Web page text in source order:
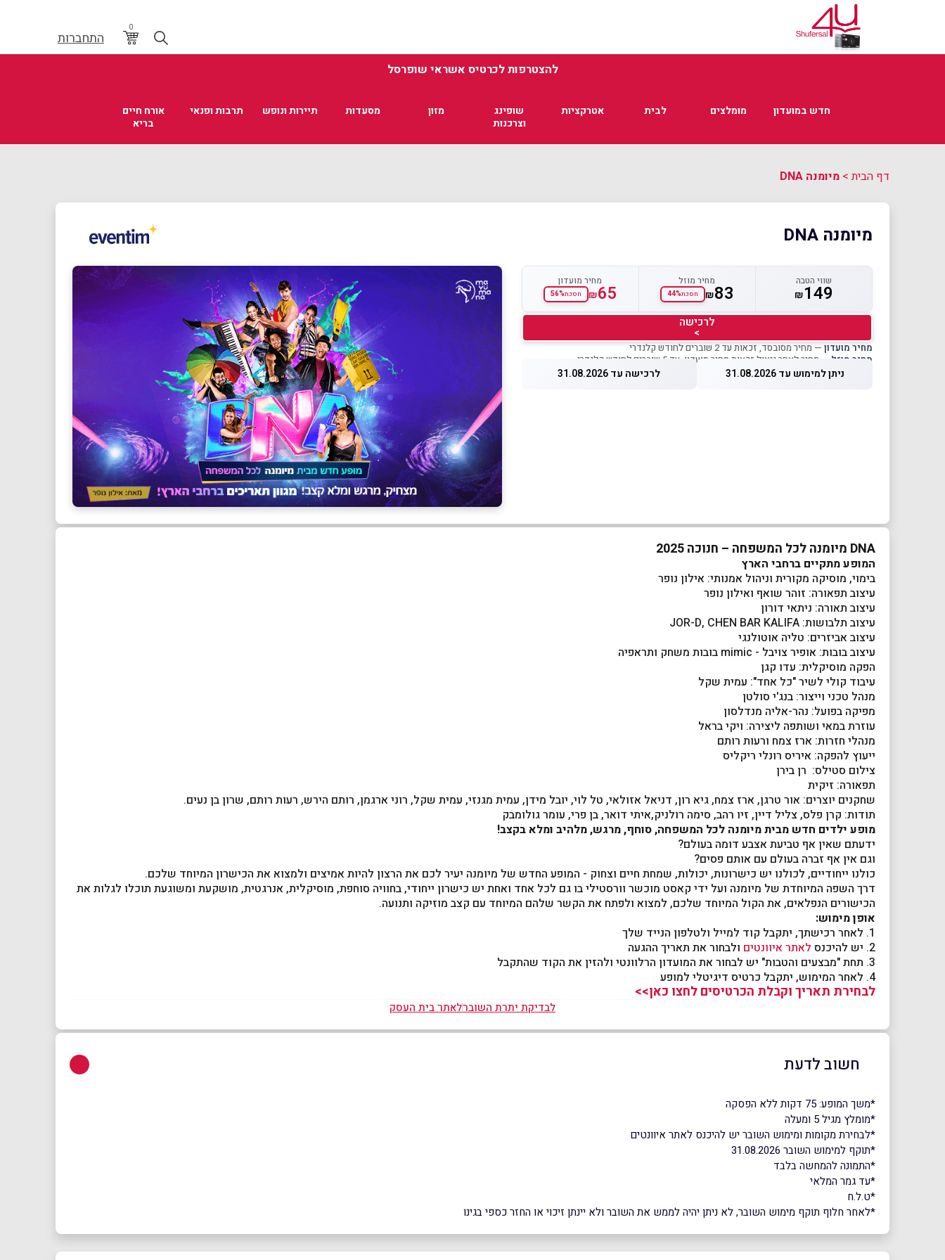
0
התחברות
להצטרפות לכרטיס אשראי שופרסל
חדש במועדון מומלצים לבית אטרקציות
שופינג
וצרכנות
מזון מסעדות תיירות ונופש תרבות ופנאי
אורח חיים
בריא
דף הבית> מיומנה DNA
מיומנה DNA
שווי הטבה
₪149
מחיר מוזל
₪83 חסכת44%
מחיר מועדון
₪65 חסכת56%
לרכישה
>
מחיר מועדון — מחיר מסובסד, זכאות עד 2 שוברים לחודש קלנדרי
מחיר מוזל — מחיר לאחר ניצול זכאות מחיר מועדון, עד 5 שוברים לחודש קלנדרי
ניתן למימוש עד 31.08.2026 לרכישה עד 31.08.2026
DNA מיומנה לכל המשפחה – חנוכה 2025
המופע מתקיים ברחבי הארץ
בימוי, מוסיקה מקורית וניהול אמנותי: אילון נופר
עיצוב תפאורה: זוהר שואף ואילון נופר
עיצוב תאורה: ניתאי דורון
עיצוב תלבושות: JOR-D, CHEN BAR KALIFA
עיצוב אביזרים: טליה אוטולנגי
עיצוב בובות: אופיר צויבל - mimic בובות משחק ותראפיה
הפקה מוסיקלית: עדו קגן
עיבוד קולי לשיר "כל אחד": עמית שקל
מנהל טכני וייצור: בנג'י סולטן
מפיקה בפועל: נהר-אליה מנדלסון
עוזרת במאי ושותפה ליצירה: ויקי בראל
מנהלי חזרות: ארז צמח ורעות רותם
ייעוץ להפקה: איריס רונלי ריקליס
צילום סטילס: רן בירן
תפאורה: זיקית
שחקנים יוצרים: אור טרגן, ארז צמח, גיא רון, דניאל אזולאי, טל לוי, יובל מידן, עמית מגנזי, עמית שקל, רוני ארגמן, רותם הירש, רעות רותם, שרון בן נעים.
תודות: קרן פלס, צליל דיין, זיו רהב, סימה רולניק,איתי דואר, בן פרי, עומר גולומבק
מופע ילדים חדש מבית מיומנה לכל המשפחה, סוחף, מרגש, מלהיב ומלא בקצב!
ידעתם שאין אף טביעת אצבע דומה בעולם?
וגם אין אף זברה בעולם עם אותם פסים?
כולנו ייחודיים, לכולנו יש כישרונות, יכולות, שמחת חיים וצחוק - המופע החדש של מיומנה יעיר לכם את הרצון להיות אמיצים ולמצוא את הכישרון המיוחד שלכם.
דרך השפה המיוחדת של מיומנה ועל ידי קאסט מוכשר וורסטילי בו גם לכל אחד ואחת יש כישרון ייחודי, בחוויה סוחפת, מוסיקלית, אנרגטית, מושקעת ומשוגעת תוכלו לגלות את
הכישורים הנפלאים, את הקול המיוחד שלכם, למצוא ולפתח את הקשר שלהם המיוחד עם קצב מוזיקה ותנועה.
אופן מימוש:
1. לאחר רכישתך, יתקבל קוד למייל ולטלפון הנייד שלך
2. יש להיכנס
לאתר איוונטים ולבחור את תאריך ההגעה
3. תחת "מבצעים והטבות" יש לבחור את המועדון הרלוונטי ולהזין את הקוד שהתקבל
4. לאחר המימוש, יתקבל כרטיס דיגיטלי למופע
לבחירת תאריך וקבלת הכרטיסים לחצו כאן>>
לבדיקת יתרת השוברלאתר בית העסק
חשוב לדעת
*משך המופע: 75 דקות ללא הפסקה
*מומלץ מגיל 5 ומעלה
*לבחירת מקומות ומימוש השובר יש להיכנס לאתר איוונטים
*תוקף למימוש השובר 31.08.2026
*התמונה להמחשה בלבד
*עד גמר המלאי
*ט.ל.ח
*לאחר חלוף תוקף מימוש השובר, לא ניתן יהיה לממש את השובר ולא יינתן זיכוי או החזר כספי בגינו